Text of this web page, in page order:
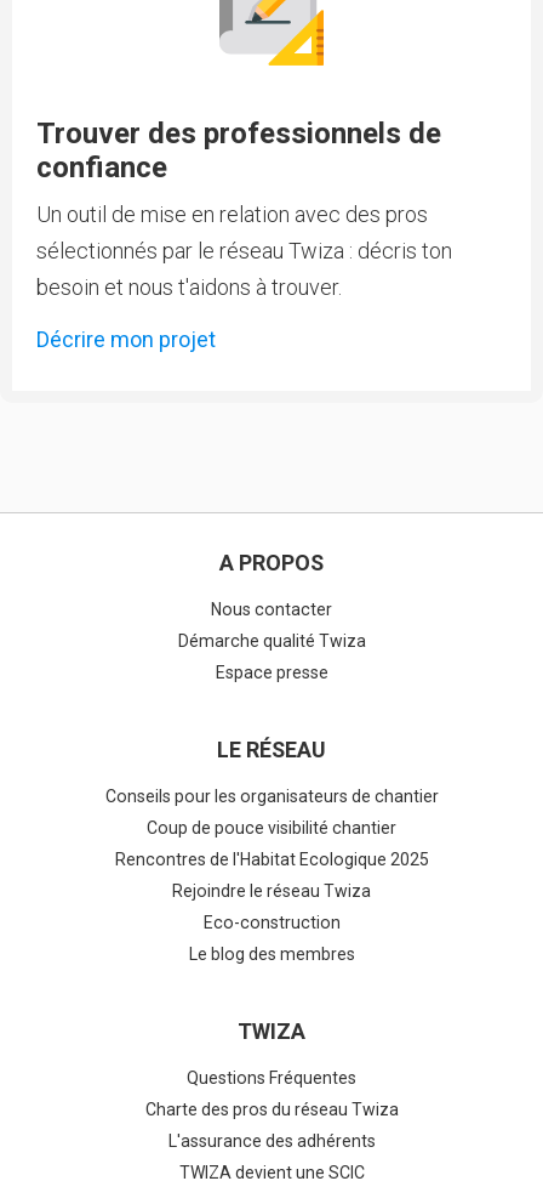
Trouver des professionnels de
confiance
Un outil de mise en relation avec des pros
sélectionnés par le réseau Twiza : décris ton
besoin et nous t'aidons à trouver.
Décrire mon projet
A PROPOS
Nous contacter
Démarche qualité Twiza
Espace presse
LE RÉSEAU
Conseils pour les organisateurs de chantier
Coup de pouce visibilité chantier
Rencontres de l'Habitat Ecologique 2025
Rejoindre le réseau Twiza
Eco-construction
Le blog des membres
TWIZA
Questions Fréquentes
Charte des pros du réseau Twiza
L'assurance des adhérents
TWIZA devient une SCIC